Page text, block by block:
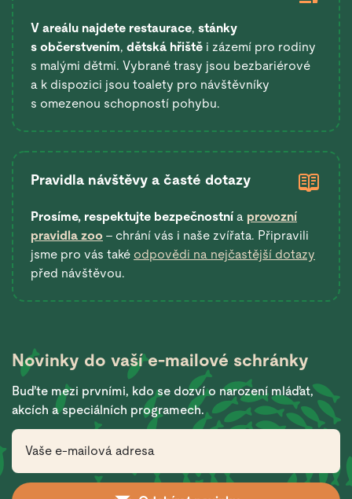
V areálu najdete restaurace, stánky
s občerstvením, dětská hřiště i zázemí pro rodiny
s malými dětmi. Vybrané trasy jsou bezbariérové
a k dispozici jsou toalety pro návštěvníky
s omezenou schopností pohybu.
Pravidla návštěvy a časté dotazy
Prosíme, respektujte bezpečnostní a provozní
pravidla zoo – chrání vás i naše zvířata. Připravili
jsme pro vás také odpovědi na nejčastější dotazy
před návštěvou.
Novinky do vašíe-mailové schránky
Buďte mezi prvními, kdo se dozví o narození mláďat,
akcích a speciálních programech.